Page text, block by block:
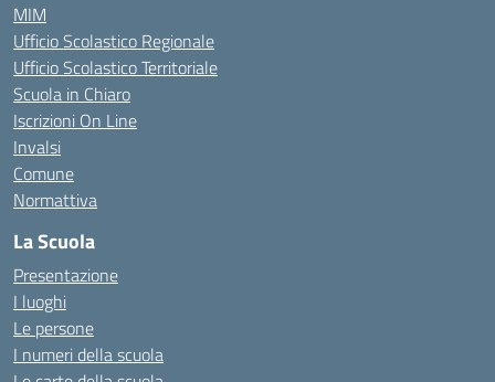
MIM
Ufficio Scolastico Regionale
Ufficio Scolastico Territoriale
Scuola in Chiaro
Iscrizioni On Line
Invalsi
Comune
Normattiva
La Scuola
Presentazione
I luoghi
Le persone
I numeri della scuola